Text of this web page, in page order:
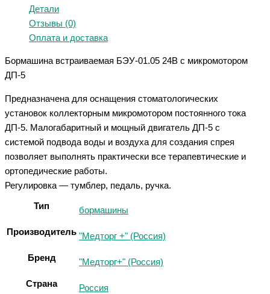
Детали
Отзывы (0)
Оплата и доставка
Бормашина встраиваемая БЭУ-01.05 24В с микромотором
ДП-5
Предназначена для оснащения стоматологических
установок коллекторным микромотором постоянного тока
ДП-5. Малогабаритный и мощный двигатель ДП-5 с
системой подвода воды и воздуха для создания спрея
позволяет выполнять практически все терапевтические и
ортопедические работы.
Регулировка — тумблер, педаль, ручка.
Тип бормашины
Производитель "Медторг +" (Россия)
Бренд "Медторг+" (Россия)
Страна Россия